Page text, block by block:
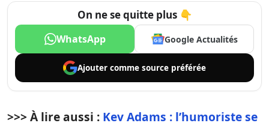
On ne se quitte plus 👇
WhatsApp Google Actualités
Ajouter comme source préférée
>>> À lire aussi : Kev Adams : l’humoriste se